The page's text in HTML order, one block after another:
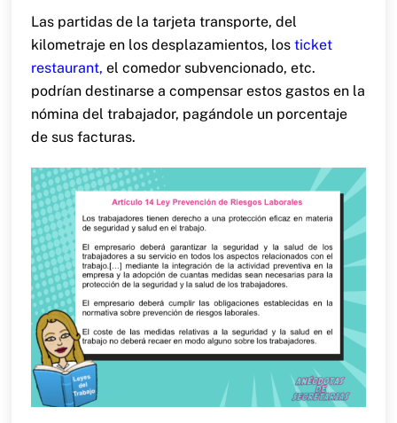
Las partidas de la tarjeta transporte, del
kilometraje en los desplazamientos, los ticket
restaurant, el comedor subvencionado, etc.
podrían destinarse a compensar estos gastos en la
nómina del trabajador, pagándole un porcentaje
de sus facturas.